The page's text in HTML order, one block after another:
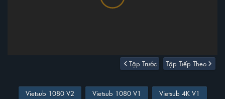
Tập Trước Tập Tiếp Theo
Vietsub 1080 V2 Vietsub 1080 V1
Vietsub 4K V1